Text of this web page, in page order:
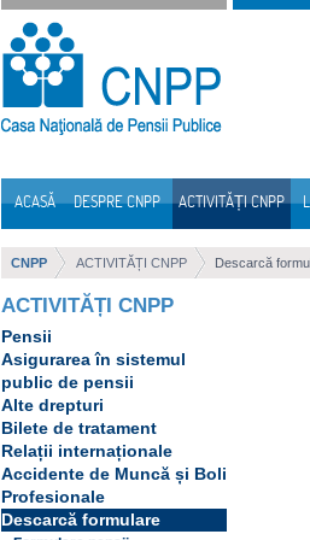
Sari la continut
ACASĂ DESPRE CNPP ACTIVITĂȚI CNPP
CNPP ACTIVITĂȚI CNPP Descarcă
ACTIVITĂȚI CNPP
Pensii
Asigurarea în sistemul
public de pensii
Alte drepturi
Bilete de tratament
Relații internaționale
Accidente de Muncă și Boli
Profesionale
Descarcă formulare